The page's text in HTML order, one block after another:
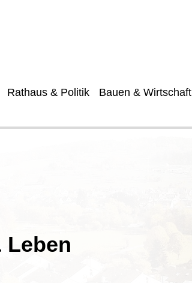
Rathaus & Politik Bauen & Wirtschaft
Leben